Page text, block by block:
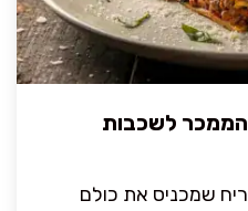
לשכבות
שמכניס את כולם